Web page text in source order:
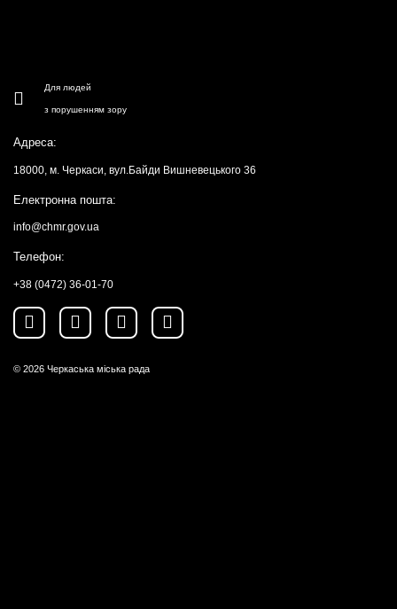
Для людей
з порушенням зору
Адреса:
18000, м. Черкаси, вул.Байди Вишневецького 36
Електронна пошта:
info@chmr.gov.ua
Телефон:
+38 (0472) 36-01-70
© 2026 Черкаська міська рада